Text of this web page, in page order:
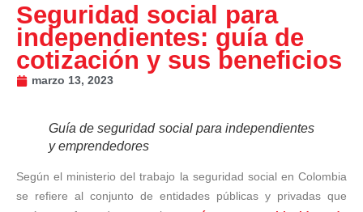
Seguridad social para
independientes: guía de
cotización y sus beneficios
marzo 13, 2023
Guía de seguridad social para independientes
y emprendedores
Según el ministerio del trabajo la seguridad social en Colombia
se refiere al conjunto de entidades públicas y privadas que